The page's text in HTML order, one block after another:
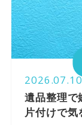
2026.07.10
遺品整理で
片付けで気